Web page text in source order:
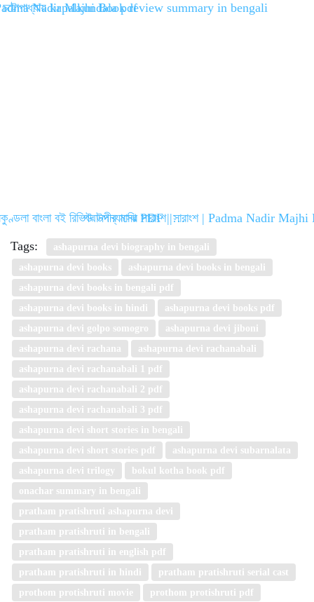
বাংলা বই রিভিউ উপন্যাসের সারাংশ |…
পদ্মানদীর মাঝি PDF | সারাংশ | Padma Nadir
Tags:
ashapurna devi biography in bengali
ashapurna devi books
ashapurna devi books in bengali
ashapurna devi books in bengali pdf
ashapurna devi books in hindi
ashapurna devi books pdf
ashapurna devi golpo somogro
ashapurna devi jiboni
ashapurna devi rachana
ashapurna devi rachanabali
ashapurna devi rachanabali 1 pdf
ashapurna devi rachanabali 2 pdf
ashapurna devi rachanabali 3 pdf
ashapurna devi short stories in bengali
ashapurna devi short stories pdf
ashapurna devi subarnalata
ashapurna devi trilogy
bokul kotha book pdf
onachar summary in bengali
pratham pratishruti ashapurna devi
pratham pratishruti in bengali
pratham pratishruti in english pdf
pratham pratishruti in hindi
pratham pratishruti serial cast
prothom protishruti movie
prothom protishruti pdf